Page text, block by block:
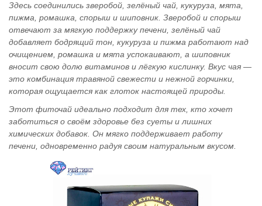
Здесь соединились зверобой, зелёный чай, кукуруза, мята,
пижма, ромашка, спорыш и шиповник. Зверобой и спорыш
отвечают за мягкую поддержку печени, зелёный чай
добавляет бодрящий тон, кукуруза и пижма работают над
очищением, ромашка и мята успокаивают, а шиповник
вносит свою долю витаминов и лёгкую кислинку. Вкус чая —
это комбинация травяной свежести и нежной горчинки,
которая ощущается как глоток настоящей природы.
Этот фиточай идеально подходит для тех, кто хочет
заботиться о своём здоровье без суеты и лишних
химических добавок. Он мягко поддерживает работу
печени, одновременно радуя своим натуральным вкусом.